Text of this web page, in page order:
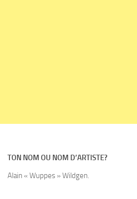
TON NOM OU NOM D’ARTISTE?
Alain « Wuppes » Wildgen.